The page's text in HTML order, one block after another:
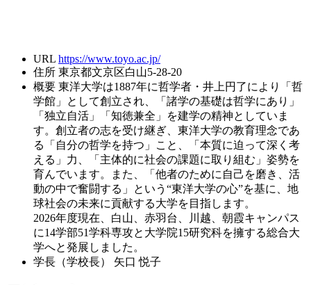
URL https://www.toyo.ac.jp/
住所 東京都文京区白山5-28-20
概要 東洋大学は1887年に哲学者・井上円了により「哲
学館」として創立され、「諸学の基礎は哲学にあり」
「独立自活」「知徳兼全」を建学の精神としていま
す。創立者の志を受け継ぎ、東洋大学の教育理念であ
る「自分の哲学を持つ」こと、「本質に迫って深く考
える」力、「主体的に社会の課題に取り組む」姿勢を
育んでいます。また、「他者のために自己を磨き、活
動の中で奮闘する」という“東洋大学の心”を基に、地
球社会の未来に貢献する大学を目指します。
2026年度現在、白山、赤羽台、川越、朝霞キャンパス
に14学部51学科専攻と大学院15研究科を擁する総合大
学へと発展しました。
学長（学校長）
矢口 悦子